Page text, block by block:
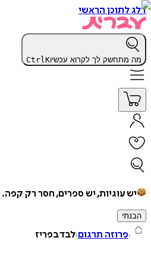
דלג לתוכן הראשי
מה מתחשק לך לקרוא עכשיו CtrlK
יש עוגיות, יש ספרים, חסר רק קפה.
הבנתי
פרוזה תרגום לבד בפריז